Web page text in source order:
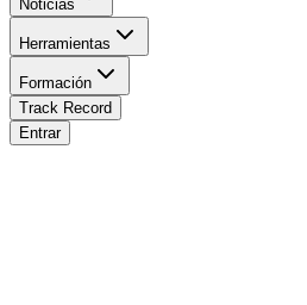
Noticias
Herramientas
Formación
Track Record
Entrar